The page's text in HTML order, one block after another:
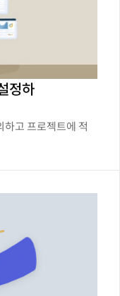
정하
하고 프로젝트에 적